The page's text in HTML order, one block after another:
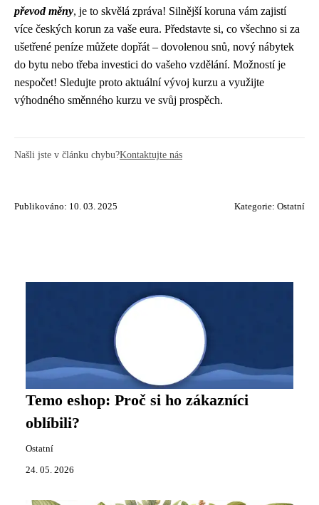
převod měny, je to skvělá zpráva! Silnější koruna vám zajistí
více českých korun za vaše eura. Představte si, co všechno si za
ušetřené peníze můžete dopřát – dovolenou snů, nový nábytek
do bytu nebo třeba investici do vašeho vzdělání. Možností je
nespočet! Sledujte proto aktuální vývoj kurzu a využijte
výhodného směnného kurzu ve svůj prospěch.
Našli jste v článku chybu?Kontaktujte nás
Publikováno: 10. 03. 2025 Kategorie: Ostatní
Temo eshop: Proč si ho zákazníci
oblíbili?
Ostatní
24. 05. 2026